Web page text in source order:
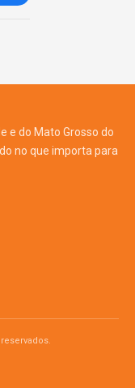
e do Mato Grosso do
no que importa para